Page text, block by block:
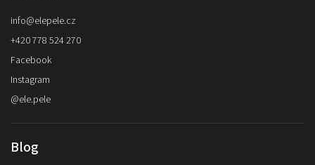
info@elepele.cz
+420 778 524 270
Facebook
Instagram
@ele.pele
Blog